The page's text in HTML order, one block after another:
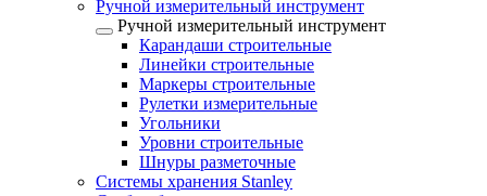
Ручной измерительный инструмент
Ручной измерительный инструмент
Карандаши строительные
Линейки строительные
Маркеры строительные
Рулетки измерительные
Угольники
Уровни строительные
Шнуры разметочные
Системы хранения Stanley